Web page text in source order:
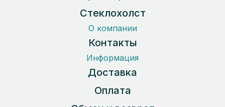
Стеклохолст
О компании
Контакты
Информация
Доставка
Оплата